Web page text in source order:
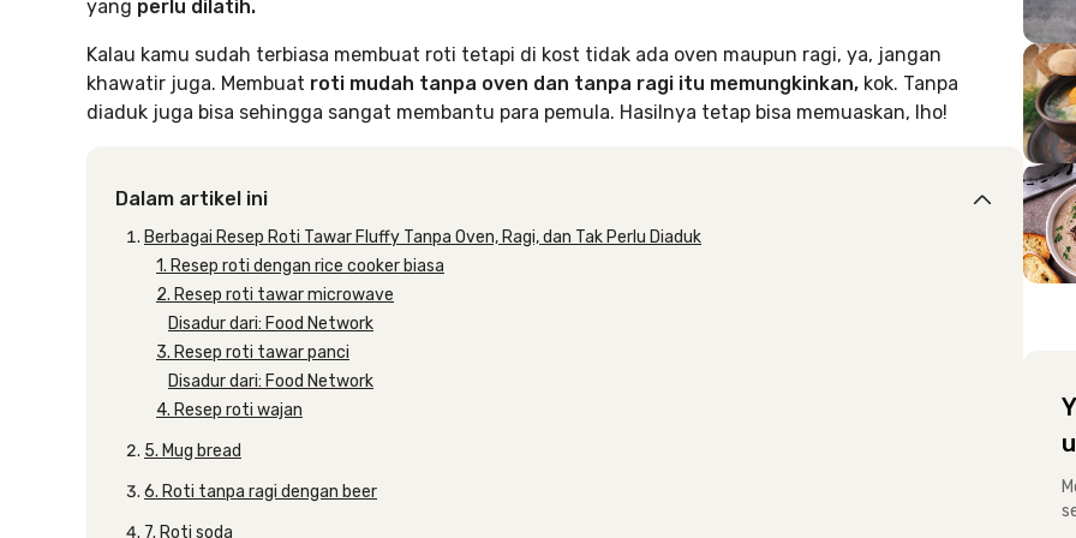
yang perlu dilatih.
Kalau kamu sudah terbiasa membuat roti tetapi di kost tidak ada oven maupun ragi, ya, jangan
khawatir juga. Membuat roti mudah tanpa oven dan tanpa ragi itu memungkinkan, kok. Tanpa
diaduk juga bisa sehingga sangat membantu para pemula. Hasilnya tetap bisa memuaskan, lho!
Dalam artikel ini
Berbagai Resep Roti Tawar Fluffy Tanpa Oven, Ragi, dan Tak Perlu Diaduk
1. Resep roti dengan rice cooker biasa
2. Resep roti tawar microwave
Disadur dari: Food Network
3. Resep roti tawar panci
Disadur dari: Food Network
4. Resep roti wajan
5. Mug bread
6. Roti tanpa ragi dengan beer
7. Roti soda